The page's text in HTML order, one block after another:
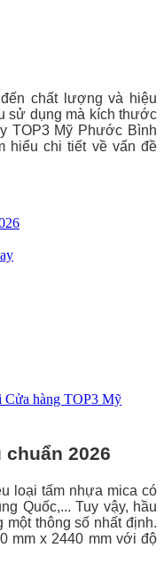
chất lượng và hiệu
sử dụng mà kích thước
TOP3 Mỹ Phước Bình
hiểu chi tiết về vấn đề
Cửa hàng TOP3 Mỹ
2026
loại tấm nhựa mica có
Quốc,... Tuy vậy, hầu
một thông số nhất định.
mm x 2440 mm với độ